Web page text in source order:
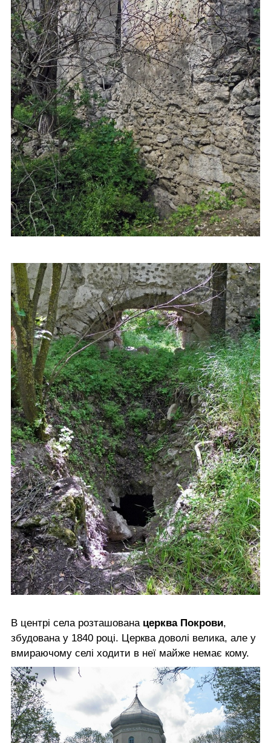
В центрі села розташована церква Покрови,
збудована у 1840 році. Церква доволі велика, але у
вмираючому селі ходити в неї майже немає кому.